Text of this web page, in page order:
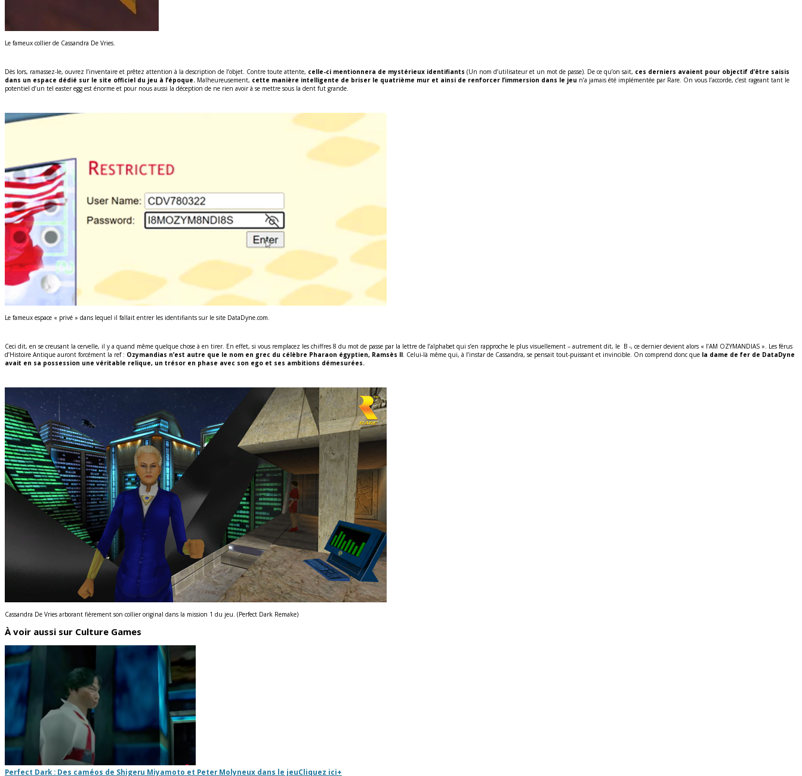
Le fameux collier de Cassandra De Vries.
Dès lors, ramassez-le, ouvrez l’inventaire et prêtez attention à la description de l’objet. Contre toute attente, celle-ci mentionnera de mystérieux identifiants (Un nom d’utilisateur et un mot de passe). De ce qu’on sait, ces derniers avaient pour objectif d’être saisis
dans un espace dédié sur le site officiel du jeu à l’époque. Malheureusement, cette manière intelligente de briser le quatrième mur et ainsi de renforcer l’immersion dans le jeu n’a jamais été implémentée par Rare. On vous l’accorde, c’est rageant tant le
potentiel d’un tel easter egg est énorme et pour nous aussi la déception de ne rien avoir à se mettre sous la dent fut grande.
Le fameux espace « privé » dans lequel il fallait entrer les identifiants sur le site DataDyne.com.
Ceci dit, en se creusant la cervelle, il y a quand même quelque chose à en tirer. En effet, si vous remplacez les chiffres 8 du mot de passe par la lettre de l’alphabet qui s’en rapproche le plus visuellement – autrement dit, le B -, ce dernier devient alors « I’AM OZYMANDIAS ». Les férus
d’Histoire Antique auront forcément la ref : Ozymandias n’est autre que le nom en grec du célèbre Pharaon égyptien, Ramsès II . Celui-là même qui, à l’instar de Cassandra, se pensait tout-puissant et invincible. On comprend donc que la dame de fer de DataDyne
avait en sa possession une véritable relique, un trésor en phase avec son ego et ses ambitions démesurées.
Cassandra De Vries arborant fièrement son collier original dans la mission 1 du jeu. (Perfect Dark Remake)
À voir aussi sur Culture Games
Perfect Dark : Des caméos de Shigeru Miyamoto et Peter Molyneux dans le jeuCliquez ici+